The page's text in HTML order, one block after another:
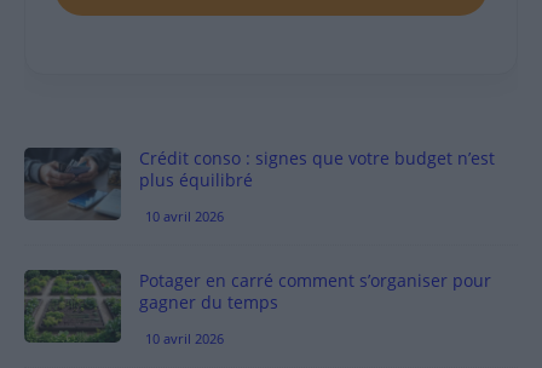
Crédit conso : signes que votre budget n’est
plus équilibré
10 avril 2026
Potager en carré comment s’organiser pour
gagner du temps
10 avril 2026